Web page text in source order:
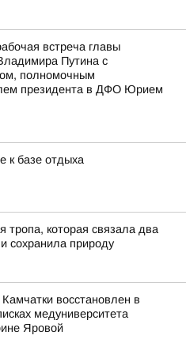
встреча главы
Путина с
полномочным
президента в ДФО Юрием
к базе отдыха
тропа, которая связала два
сохранила природу
восстановлен в
медуниверситета
Яровой